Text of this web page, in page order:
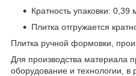
Кратность упаковки: 0,39
Плитка отгружается
Плитка ручной формовки,
Для производства материала
оборудование и технологии, в